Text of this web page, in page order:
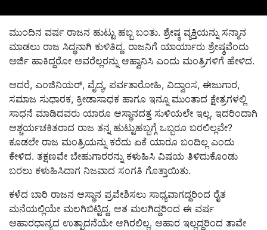
ಮುಂದಿನ ವರ್ಷ ರಾಜನ ಹುಟ್ಟು ಹಬ್ಬ ಬಂತು. ಶ್ರೇಷ್ಠ ವ್ಯಕ್ತಿಯನ್ನು ಸನ್ಮಾನ
ಮಾಡಲು ರಾಜ ಸಿದ್ಧನಾಗಿ ಕುಳಿತಿದ್ದ. ರಾಜನಿಗೆ ಯಾರ್ಯಾರು ಶ್ರೇಷ್ಠವೆಂದು
ಅರ್ಜಿ ಹಾಕಿದ್ದರೋ ಅವರೆಲ್ಲರನ್ನು ಆಹ್ವಾನಿಸಿ ಎಂದು ಮಂತ್ರಿಗಳಿಗೆ ಹೇಳಿದ.
ಆದರೆ, ಎಂಜಿನಿಯರ್, ವೈದ್ಯ, ಪರ್ವತಾರೋಹಿ, ವಿದ್ವಾಂಸ, ಈಜುಗಾರ,
ಸಮಾಜ ಸುಧಾರಕ, ಕ್ರೀಡಾಸಾಧಕ ಹಾಗೂ ಇನ್ನೂ ಮುಂತಾದ ಕ್ಷೇತ್ರಗಳಲ್ಲಿ
ಸಾಧನೆ ಮಾಡಿದವರು ಯಾರೂ ಆಸ್ಥಾನದತ್ತ ಸುಳಿಯಲೇ ಇಲ್ಲ. ಇದರಿಂದಾಗಿ
ಆಶ್ಚರ್ಯಚಕಿತರಾದ ರಾಜ ತನ್ನ ಹುಟ್ಟುಹಬ್ಬಗ್ಗೆ ಒಬ್ಬರೂ ಬರಲಿಲ್ಲವೇ?
ಕೂಡಲೇ ರಾಜ ಮಂತ್ರಿಯನ್ನು ಕರೆದು ಏಕೆ ಯಾರೂ ಬಂದಿಲ್ಲ ಎಂದು
ಕೇಳಿದ. ತಕ್ಷಣವೇ ಬೇಹುಗಾರರನ್ನು ಕಳುಹಿಸಿ ವಿಷಯ ತಿಳಿದುಕೊಂಡು
ಬರಲು ಕಳುಹಿಸಿದಾಗ ನಿಜವಾದ ಸಂಗತಿ ಗೊತ್ತಾಯಿತು.
ಕಳೆದ ಬಾರಿ ರಾಜನ ಆಸ್ಥಾನ ಪ್ರವೇಶಿಸಲು ಸಾಧ್ಯವಾಗದ್ದರಿಂದ ರೈತ
ಮನೆಯಲ್ಲಿಯೇ ಮಲಗಿಬಿಟ್ಟಿದ್ದ. ಆತ ಮಲಗಿದ್ದರಿಂದ ಈ ವರ್ಷ
ಆಹಾರಧಾನ್ಯದ ಉತ್ಪಾದನೆಯೇ ಆಗಿರಲಿಲ್ಲ. ಆಹಾರ ಇಲ್ಲದ್ದರಿಂದ ತಾವೇ